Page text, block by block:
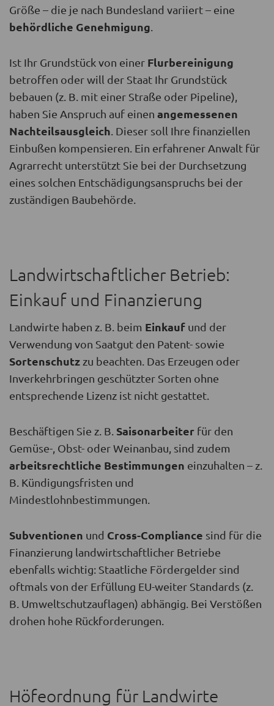
Größe – die je nach Bundesland variiert – eine
behördliche Genehmigung.
Ist Ihr Grundstück von einer Flurbereinigung
betroffen oder will der Staat Ihr Grundstück
bebauen (z. B. mit einer Straße oder Pipeline),
haben Sie Anspruch auf einen angemessenen
Nachteilsausgleich. Dieser soll Ihre finanziellen
Einbußen kompensieren. Ein erfahrener Anwalt für
Agrarrecht unterstützt Sie bei der Durchsetzung
eines solchen Entschädigungsanspruchs bei der
zuständigen Baubehörde.
Landwirtschaftlicher Betrieb:
Einkauf und Finanzierung
Landwirte haben z. B. beim Einkauf und der
Verwendung von Saatgut den Patent- sowie
Sortenschutz zu beachten. Das Erzeugen oder
Inverkehrbringen geschützter Sorten ohne
entsprechende Lizenz ist nicht gestattet.
Beschäftigen Sie z. B. Saisonarbeiter für den
Gemüse-, Obst- oder Weinanbau, sind zudem
arbeitsrechtliche Bestimmungen einzuhalten – z.
B. Kündigungsfristen und
Mindestlohnbestimmungen.
Subventionen und Cross-Compliance sind für die
Finanzierung landwirtschaftlicher Betriebe
ebenfalls wichtig: Staatliche Fördergelder sind
oftmals von der Erfüllung EU-weiter Standards (z.
B. Umweltschutzauflagen) abhängig. Bei Verstößen
drohen hohe Rückforderungen.
Höfeordnung für Landwirte